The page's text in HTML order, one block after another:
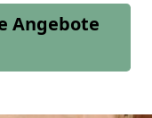
Angebote